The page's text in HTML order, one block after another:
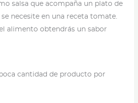
salsa que acompaña un plato de
necesite en una receta tomate.
alimento obtendrás un sabor
cantidad de producto por